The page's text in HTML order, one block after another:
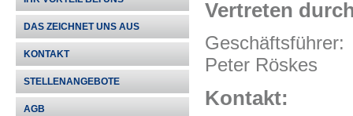
DAS ZEICHNET UNS AUS
KONTAKT
STELLENANGEBOTE
AGB
Vertreten
Geschäftsführer:
Peter Röskes
Kontakt: